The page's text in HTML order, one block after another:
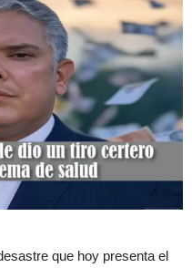
que hoy presenta el